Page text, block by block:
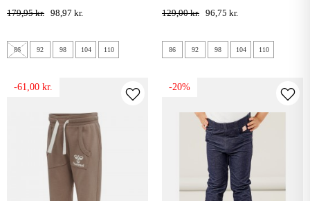
light blue denim
179,95 kr. 98,97 kr.
86 92 98 104 110
sapphire
129,00 kr. 96,75 kr.
86 92 98 104 110
-61,00 kr. -20%